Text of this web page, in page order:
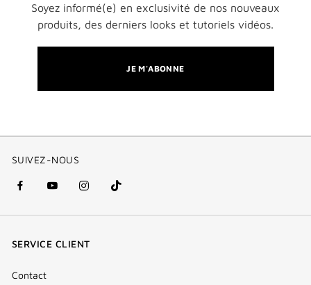
Soyez informé(e) en exclusivité de nos nouveaux
produits, des derniers looks et tutoriels vidéos.
JE M'ABONNE
SUIVEZ-NOUS
facebook
(nouvelle
youtube
(nouvelle
instagram
(nouvelle
Tik
Tok
SERVICE CLIENT
Contact